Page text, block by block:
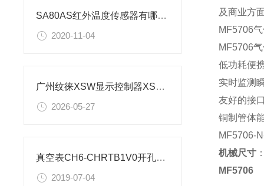
SA80AS红外温度传感器有哪些量程
2020-11-04
广州纹徕XSW显示控制器XSW-CHT2A1B1V1参数
2026-05-27
真空表CH6-CHRTB1V0开孔尺寸
2019-07-04
及商业方
MF5706
MF5706
低功耗便
实时监测
友好的接
铜制管体
MF5706-
机械尺寸
MF5706